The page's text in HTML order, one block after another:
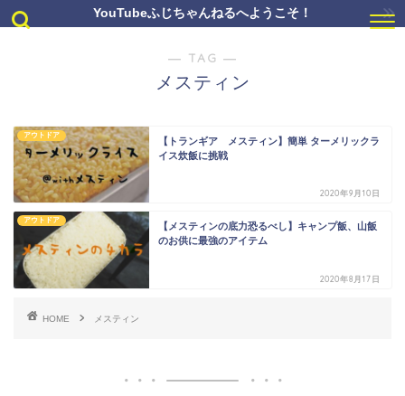
YouTubeふじちゃんねるへようこそ！
― TAG ―
メスティン
アウトドア
【トランギア メスティン】簡単 ターメリックラ
イス炊飯に挑戦
2020年9月10日
アウトドア
【メスティンの底力恐るべし】キャンプ飯、山飯
のお供に最強のアイテム
2020年8月17日
HOME メスティン